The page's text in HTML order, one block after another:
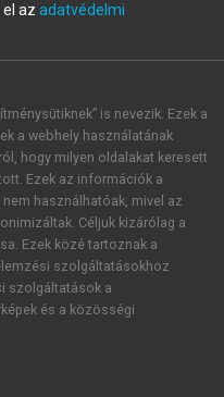
automatikusan
az adatvédelmi
is nevezik. Ezek a
a webhely használatának
hogy milyen oldalakat keresett
Ezek az információk a
használhatóak, mivel az
Céljuk kizárólag a
Ezek közé tartoznak a
szolgáltatásokhoz
szolgáltatások a
és a közösségi